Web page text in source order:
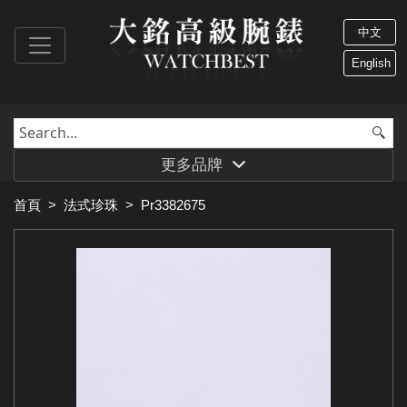
中文
English
更多品牌
首頁 > 法式珍珠 > Pr3382675